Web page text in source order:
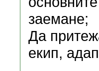
заемане;
Да
екип,